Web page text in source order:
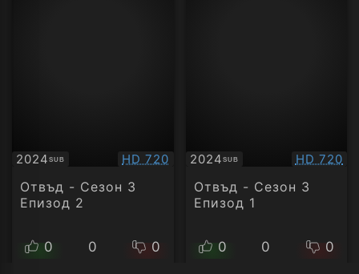
2024SUB
Субтитри Качество:
HD 720
Отвъд - Сезон 3
Епизод 2
0 0 0
2024SUB
Субтитри HD 720
Отвъд - Сезон 3
Епизод 1
0 0 0